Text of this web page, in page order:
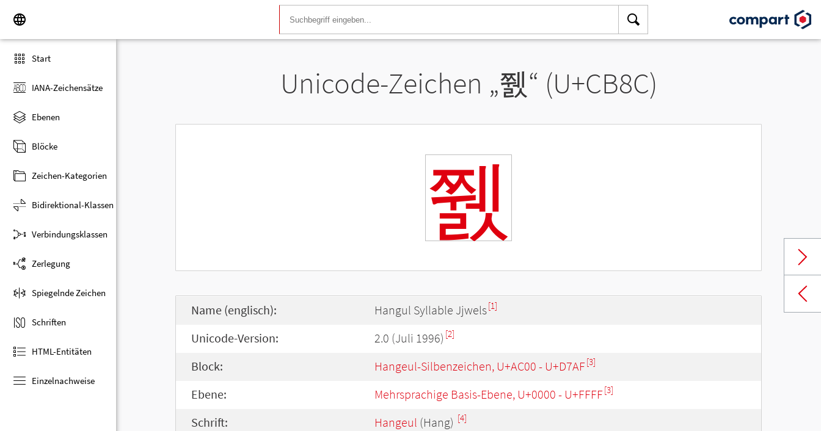
Start
IANA-Zeichensätze
Ebenen
Blöcke
Zeichen-Kategorien
Bidirektional-Klassen
Verbindungsklassen
Zerlegung
Spiegelnde Zeichen
Schriften
HTML-Entitäten
Einzelnachweise
Unicode-Zeichen „쮌“ (U+CB8C)
쮌
Name (englisch): Hangul Syllable Jjwels[1]
Unicode-Version: 2.0 (Juli 1996) [2]
Block: Hangeul-Silbenzeichen, U+AC00 - U+D7AF[3]
Ebene: Mehrsprachige Basis-Ebene, U+0000 - U+FFFF[3]
Schrift: Hangeul (Hang) [4]